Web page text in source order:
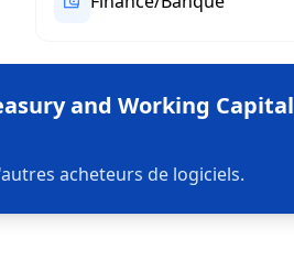
and Working Capital
acheteurs de logiciels.